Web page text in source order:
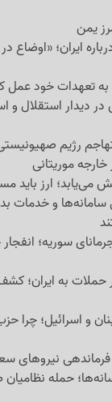
یمن
ایران؛ «اوضاع
به تعهدات خود عمل
دیدار استقلال و
رژیم صهیونیستی
موریتانی
می‌یابد؛ ارز باید
سامانه‌ها و خدمات
سوریه؛
حملات به ایران؛
و اسرائیل؛ چرا
نیروهای
حمله